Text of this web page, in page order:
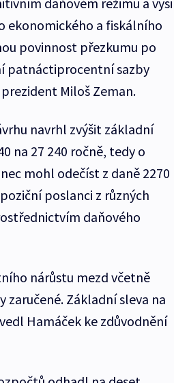
ekonomického a fiskálního
povinnost přezkumu po
patnáctiprocentní sazby
Miloš Zeman.
navrhl zvýšit základní
na 27 240 ročně, tedy o
mohl odečíst z daně 2270
poslanci z různých
daňového
nárůstu mezd včetně
zaručené. Základní sleva na
Hamáček ke zdůvodnění